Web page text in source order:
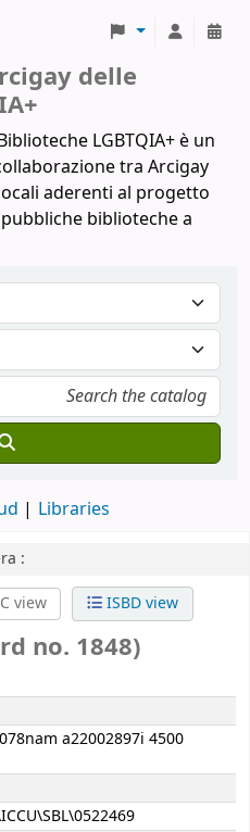
delle
LGBTQIA+ è un
tra Arcigay
aderenti al progetto
biblioteche a
Libraries
:
view ISBD view
no. 1848)
a22002897i 4500